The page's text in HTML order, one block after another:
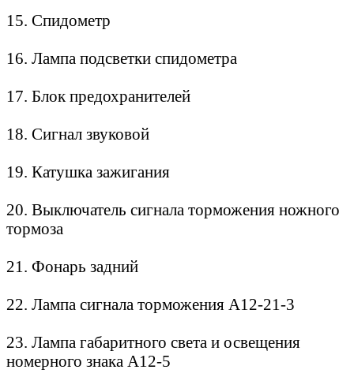
15. Спидометр
16. Лампа подсветки спидометра
17. Блок предохранителей
18. Сигнал звуковой
19. Катушка зажигания
20. Выключатель сигнала торможения ножного
тормоза
21. Фонарь задний
22. Лампа сигнала торможения А12-21-3
23. Лампа габаритного света и освещения
номерного знака А12-5